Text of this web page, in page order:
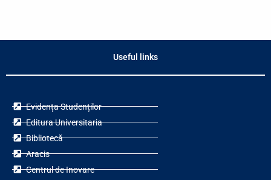
Useful links
Evidența Studenților
Editura Universitaria
Bibliotecă
Aracis
Centrul de Inovare